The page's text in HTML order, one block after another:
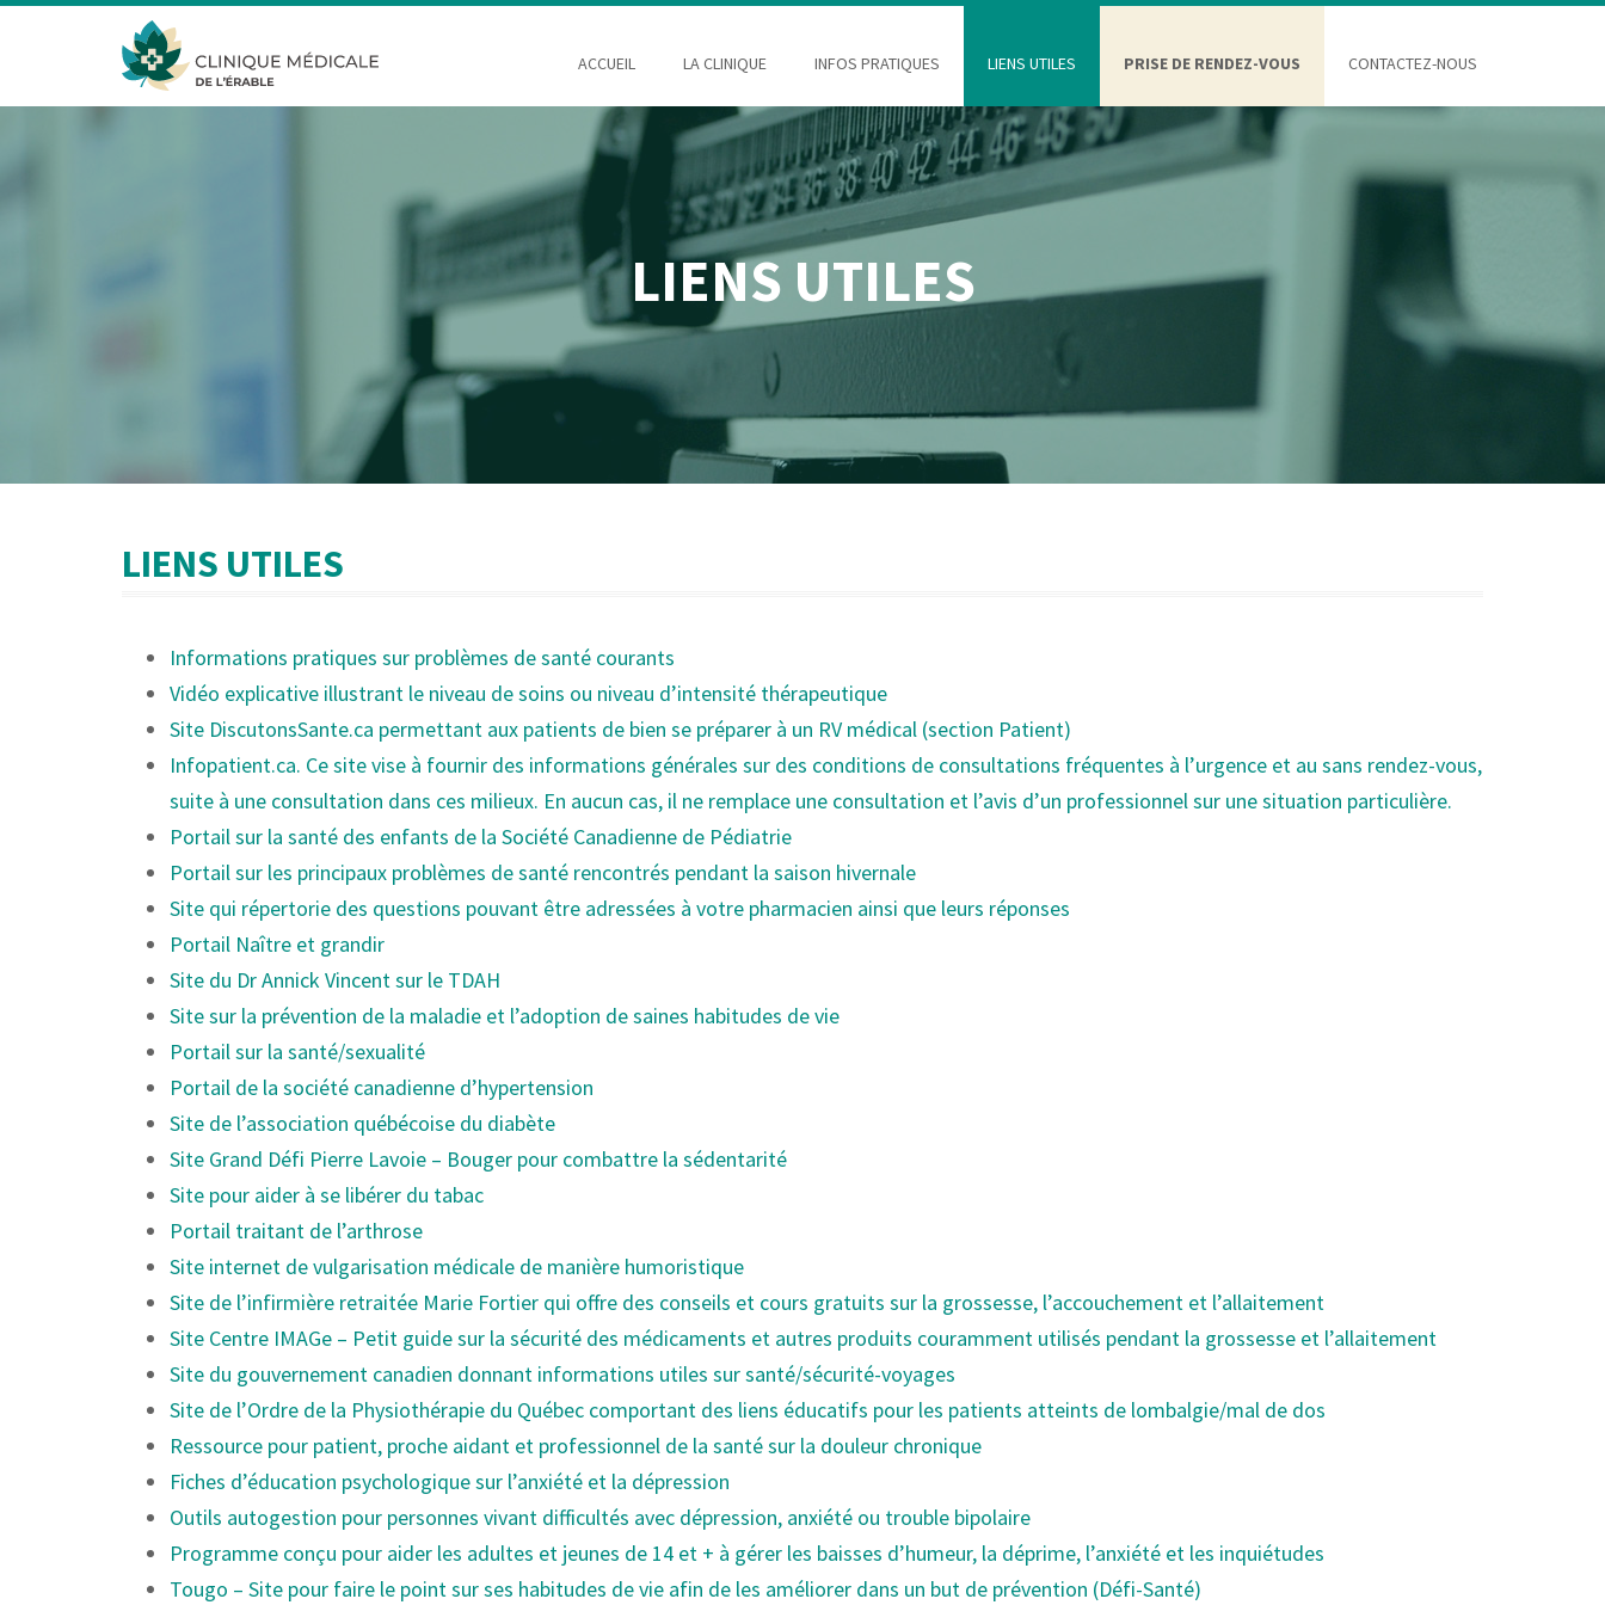
ACCUEIL LA CLINIQUE INFOS PRATIQUES LIENS UTILES PRISE DE RENDEZ-VOUS CONTACTEZ-NOUS
LIENS UTILES
LIENS UTILES
Informations pratiques sur problèmes de santé courants
Vidéo explicative illustrant le niveau de soins ou niveau d’intensité thérapeutique
Site DiscutonsSante.ca permettant aux patients de bien se préparer à un RV médical (section Patient)
Infopatient.ca. Ce site vise à fournir des informations générales sur des conditions de consultations fréquentes à l’urgence et au sans rendez-vous,
suite à une consultation dans ces milieux. En aucun cas, il ne remplace une consultation et l’avis d’un professionnel sur une situation particulière.
Portail sur la santé des enfants de la Société Canadienne de Pédiatrie
Portail sur les principaux problèmes de santé rencontrés pendant la saison hivernale
Site qui répertorie des questions pouvant être adressées à votre pharmacien ainsi que leurs réponses
Portail Naître et grandir
Site du Dr Annick Vincent sur le TDAH
Site sur la prévention de la maladie et l’adoption de saines habitudes de vie
Portail sur la santé/sexualité
Portail de la société canadienne d’hypertension
Site de l’association québécoise du diabète
Site Grand Défi Pierre Lavoie – Bouger pour combattre la sédentarité
Site pour aider à se libérer du tabac
Portail traitant de l’arthrose
Site internet de vulgarisation médicale de manière humoristique
Site de l’infirmière retraitée Marie Fortier qui offre des conseils et cours gratuits sur la grossesse, l’accouchement et l’allaitement
Site Centre IMAGe – Petit guide sur la sécurité des médicaments et autres produits couramment utilisés pendant la grossesse et l’allaitement
Site du gouvernement canadien donnant informations utiles sur santé/sécurité-voyages
Site de l’Ordre de la Physiothérapie du Québec comportant des liens éducatifs pour les patients atteints de lombalgie/mal de dos
Ressource pour patient, proche aidant et professionnel de la santé sur la douleur chronique
Fiches d’éducation psychologique sur l’anxiété et la dépression
Outils autogestion pour personnes vivant difficultés avec dépression, anxiété ou trouble bipolaire
Programme conçu pour aider les adultes et jeunes de 14 et + à gérer les baisses d’humeur, la déprime, l’anxiété et les inquiétudes
Tougo – Site pour faire le point sur ses habitudes de vie afin de les améliorer dans un but de prévention (Défi-Santé)